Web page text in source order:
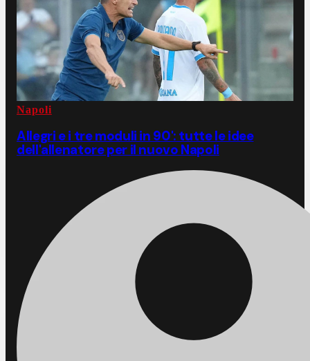
Napoli
Allegri e i tre moduli in 90': tutte le idee
dell'allenatore per il nuovo Napoli